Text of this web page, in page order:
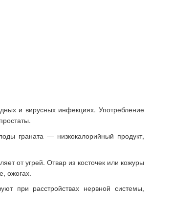
и вирусных инфекциях. Употребление
граната — низкокалорийный продукт,
от угрей.Отвар из косточек или кожуры
ожогах.
при расстройствах нервной системы,